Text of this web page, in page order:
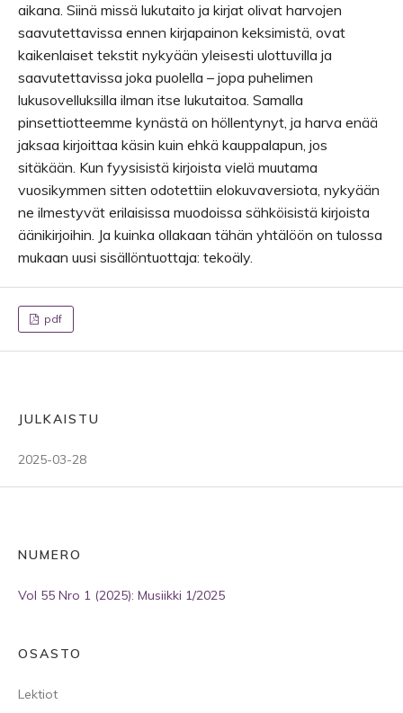
aikana. Siinä missä lukutaito ja kirjat olivat harvojen
saavutettavissa ennen kirjapainon keksimistä, ovat
kaikenlaiset tekstit nykyään yleisesti ulottuvilla ja
saavutettavissa joka puolella – jopa puhelimen
lukusovelluksilla ilman itse lukutaitoa. Samalla
pinsettiotteemme kynästä on höllentynyt, ja harva enää
jaksaa kirjoittaa käsin kuin ehkä kauppalapun, jos
sitäkään. Kun fyysisistä kirjoista vielä muutama
vuosikymmen sitten odotettiin elokuvaversiota, nykyään
ne ilmestyvät erilaisissa muodoissa sähköisistä kirjoista
äänikirjoihin. Ja kuinka ollakaan tähän yhtälöön on tulossa
mukaan uusi sisällöntuottaja: tekoäly.
pdf
JULKAISTU
2025-03-28
NUMERO
Vol 55 Nro 1 (2025): Musiikki 1/2025
OSASTO
Lektiot